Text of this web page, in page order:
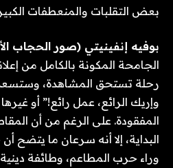
بعض التقلبات والمنعطفات
بوفيه إنفينيتي (صور الحجاب
الجامحة المكونة بالكامل من
رحلة تستحق المشاهدة،
وإريك الرائع، عمل رائع!” أو
المفقودة. على الرغم من أن
البداية، إلا أنه سرعان ما يتضح
وراء حرب المطاعم، وطائفة